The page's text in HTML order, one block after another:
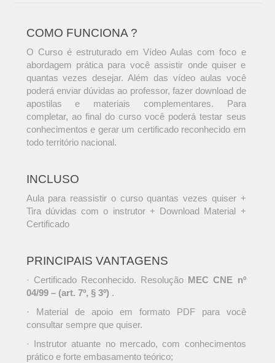
COMO FUNCIONA ?
O Curso é estruturado em Vídeo Aulas com foco e
abordagem prática para você assistir onde quiser e
quantas vezes desejar. Além das vídeo aulas você
poderá enviar dúvidas ao professor, fazer download de
apostilas e materiais complementares. Para
completar, ao final do curso você poderá testar seus
conhecimentos e gerar um certificado reconhecido em
todo território nacional.
INCLUSO
Aula para reassistir o curso quantas vezes quiser +
Tira dúvidas com o instrutor + Download Material +
Certificado
PRINCIPAIS VANTAGENS
· Certificado Reconhecido. Resolução MEC CNE nº
04/99 – (art. 7º, § 3º) .
· Material de apoio em formato PDF para você
consultar sempre que quiser.
· Instrutor atuante no mercado, com conhecimentos
prático e forte embasamento teórico;